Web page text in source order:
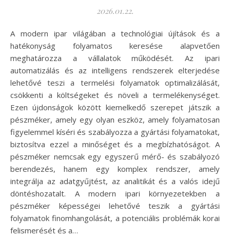
2026.01.22.
A modern ipar világában a technológiai újítások és a
hatékonyság folyamatos keresése alapvetően
meghatározza a vállalatok működését. Az ipari
automatizálás és az intelligens rendszerek elterjedése
lehetővé teszi a termelési folyamatok optimalizálását,
csökkenti a költségeket és növeli a termelékenységet.
Ezen újdonságok között kiemelkedő szerepet játszik a
pészméker, amely egy olyan eszköz, amely folyamatosan
figyelemmel kíséri és szabályozza a gyártási folyamatokat,
biztosítva ezzel a minőséget és a megbízhatóságot. A
pészméker nemcsak egy egyszerű mérő- és szabályozó
berendezés, hanem egy komplex rendszer, amely
integrálja az adatgyűjtést, az analitikát és a valós idejű
döntéshozatalt. A modern ipari környezetekben a
pészméker képességei lehetővé teszik a gyártási
folyamatok finomhangolását, a potenciális problémák korai
felismerését és a…